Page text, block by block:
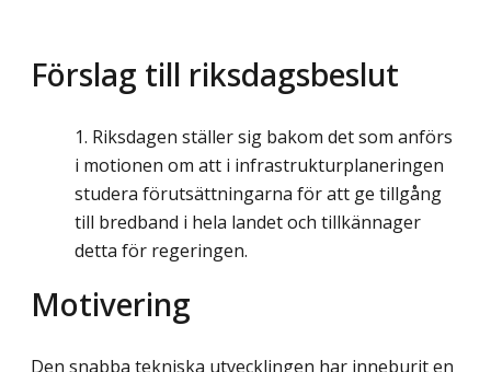
Förslag till riksdagsbeslut
Riksdagen ställer sig bakom det som anförs
i motionen om att i infrastrukturplaneringen
studera förutsättningarna för att ge tillgång
till bredband i hela landet och tillkännager
detta för regeringen.
Motivering
Den snabba tekniska utvecklingen har inneburit en